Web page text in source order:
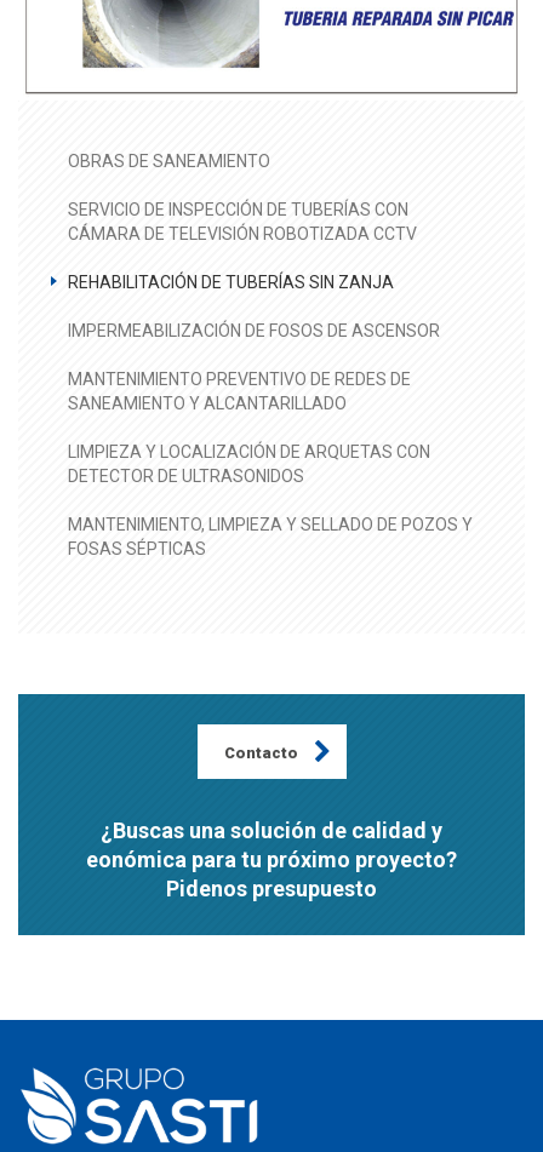
OBRAS DE SANEAMIENTO
SERVICIO DE INSPECCIÓN DE TUBERÍAS CON
CÁMARA DE TELEVISIÓN ROBOTIZADA CCTV
REHABILITACIÓN DE TUBERÍAS SIN ZANJA
IMPERMEABILIZACIÓN DE FOSOS DE ASCENSOR
MANTENIMIENTO PREVENTIVO DE REDES DE
SANEAMIENTO Y ALCANTARILLADO
LIMPIEZA Y LOCALIZACIÓN DE ARQUETAS CON
DETECTOR DE ULTRASONIDOS
MANTENIMIENTO, LIMPIEZA Y SELLADO DE POZOS Y
FOSAS SÉPTICAS
Contacto
¿Buscas una solución de calidad y
eonómica para tu próximo proyecto?
Pidenos presupuesto